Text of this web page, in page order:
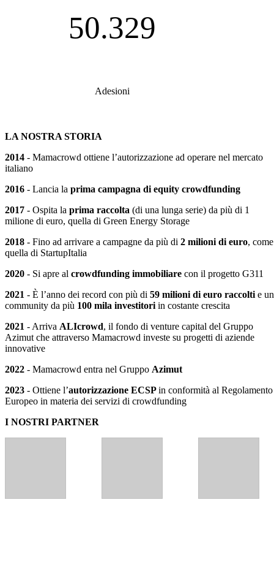
50.329
Adesioni
LA NOSTRA STORIA
2014 - Mamacrowd ottiene l’autorizzazione ad operare nel mercato
italiano
2016 - Lancia la prima campagna di equity crowdfunding
2017 - Ospita la prima raccolta (di una lunga serie) da più di 1
milione di euro, quella di Green Energy Storage
2018 - Fino ad arrivare a campagne da più di 2 milioni di euro, come
quella di StartupItalia
2020 - Si apre al crowdfunding immobiliare con il progetto G311
2021 - È l’anno dei record con più di 59 milioni di euro raccolti e
community da più 100 mila investitori in costante crescita
2021 - Arriva ALIcrowd, il fondo di venture capital del Gruppo
Azimut che attraverso Mamacrowd investe su progetti di aziende
innovative
2022 - Mamacrowd entra nel Gruppo Azimut
2023 - Ottiene l’autorizzazione ECSPin conformità al Regolamento
Europeo in materia dei servizi di crowdfunding
I NOSTRI PARTNER